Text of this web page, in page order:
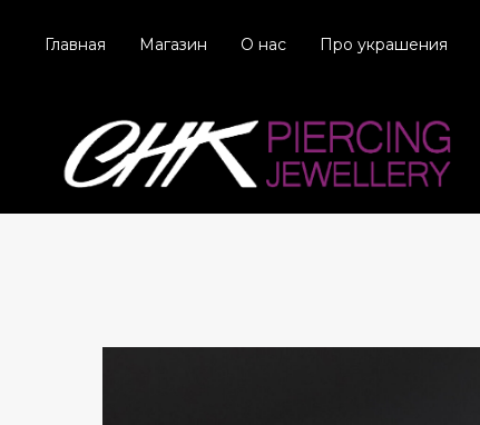
Главная Магазин О нас Про украшения